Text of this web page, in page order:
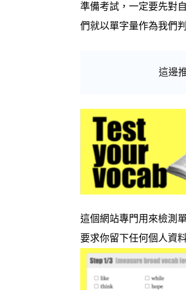
準備考試，一定要先對
們就以單字量作為我們
這邊
這個網站專門用來檢測
要求你留下任何個人資